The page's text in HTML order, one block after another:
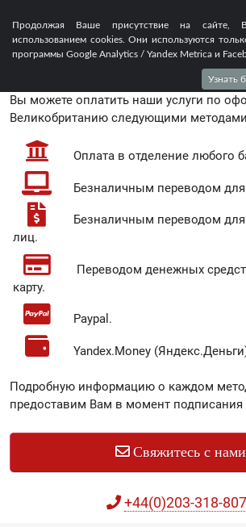
Продолжая Ваше присутствие на сайте,
использованием cookies. Они используются
программы Google Analytics / Yandex Metrica и
Узнать
КАК ОПЛАТИТЬ НАШИ
Вы можете оплатить наши услуги по
Великобританию следующими
Оплата в отделение любого
Безналичным переводом
Безналичным переводом
лиц.
Переводом денежных
карту.
Paypal.
Yandex.Money
Подробную информацию о каждом
предоставим Вам в момент подписания
Свяжитесь с нами
+44(0)203-318-